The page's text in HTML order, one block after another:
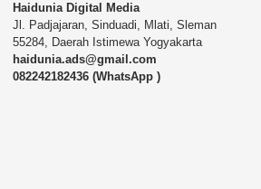
Haidunia Digital Media
Jl. Padjajaran, Sinduadi, Mlati, Sleman
55284, Daerah Istimewa Yogyakarta
haidunia.ads@gmail.com
082242182436 (WhatsApp )